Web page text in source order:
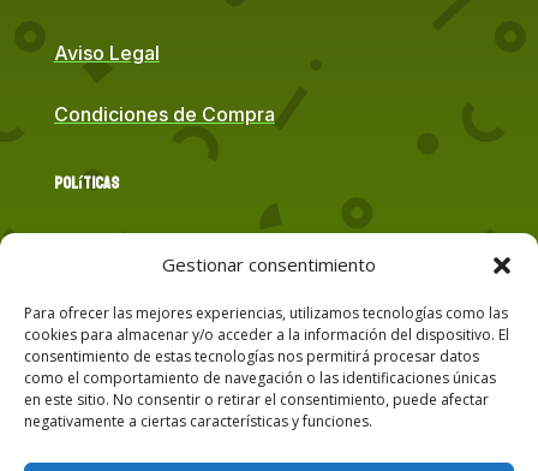
Gestionar consentimiento
Para ofrecer las mejores experiencias, utilizamos tecnologías como las
cookies para almacenar y/o acceder a la información del dispositivo. El
consentimiento de estas tecnologías nos permitirá procesar datos
como el comportamiento de navegación o las identificaciones únicas
en este sitio. No consentir o retirar el consentimiento, puede afectar
negativamente a ciertas características y funciones.
Aviso Legal
Condiciones de Compra
Políticas
Política de Privacidad
Contacto
Correo Electrónico